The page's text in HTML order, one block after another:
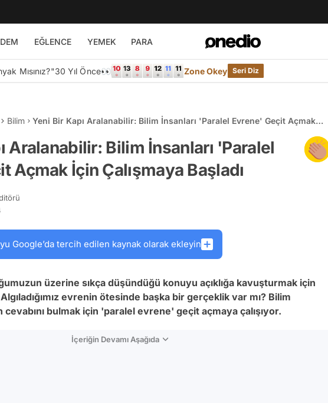
EĞLENCE YEMEK PARA
Mısınız?"30 Yıl Önce👀 Zone Okey Seri Diz
Bilim
Yeni Bir Kapı Aralanabilir: Bilim İnsanları 'Paralel Evrene' Geçit Açmak
Aralanabilir: Bilim İnsanları 'Paralel
Açmak İçin Çalışmaya Başladı
Google’da tercih edilen kaynak olarak ekleyin
üzerine sıkça düşündüğü konuyu açıklığa kavuşturmak için
evrenin ötesinde başka bir gerçeklik var mı? Bilim
cevabını bulmak için 'paralel evrene' geçit açmaya çalışıyor.
İçeriğin Devamı Aşağıda